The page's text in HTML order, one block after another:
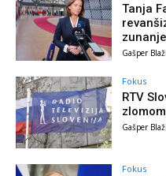
Tanja
Gašper
Fokus
RTV
zlomom
Gašper
Fokus